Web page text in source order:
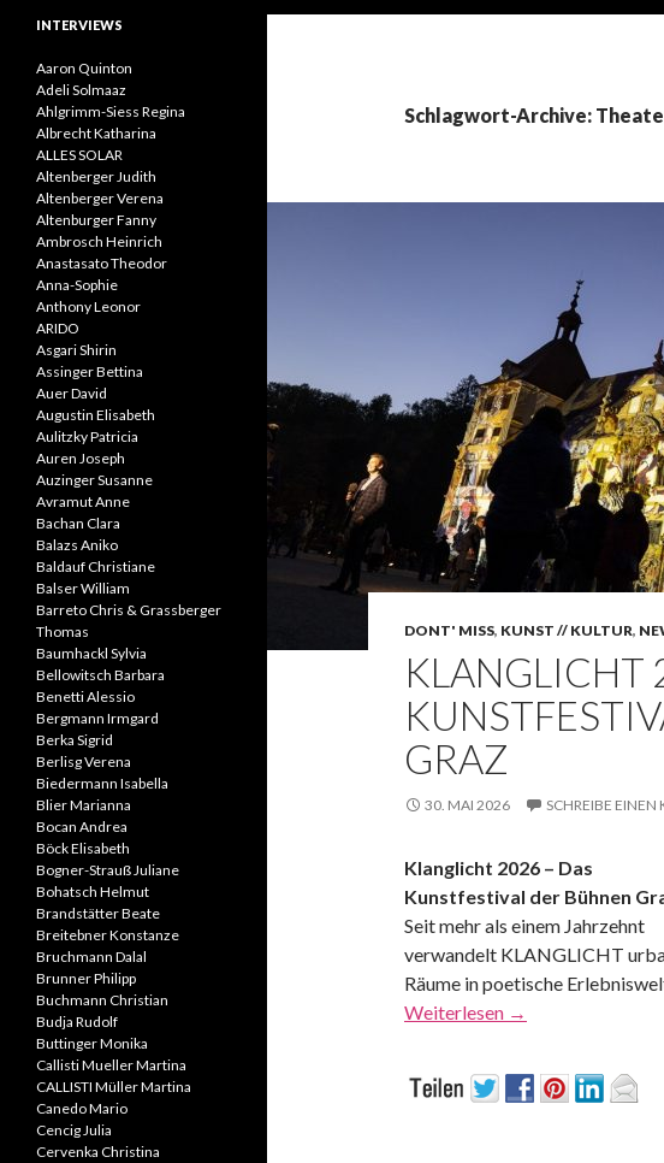
Schlagwort-Archive:
DONT' MISS, KUNST // KULTUR,
KLANGLICHT
GRAZ
30. MAI 2026 SCHREIBE
Klanglicht 2026 – Das
Kunstfestival der Bühnen
Seit mehr als einem Jahrzehnt
verwandelt KLANGLICHT
Räume in poetische
Weiterlesen →
INTERVIEWS
Aaron Quinton
Adeli Solmaaz
Ahlgrimm-Siess Regina
Albrecht Katharina
ALLES SOLAR
Altenberger Judith
Altenberger Verena
Altenburger Fanny
Ambrosch Heinrich
Anastasato Theodor
Anna-Sophie
Anthony Leonor
ARIDO
Asgari Shirin
Assinger Bettina
Auer David
Augustin Elisabeth
Aulitzky Patricia
Auren Joseph
Auzinger Susanne
Avramut Anne
Bachan Clara
Balazs Aniko
Baldauf Christiane
Balser William
Barreto Chris & Grassberger
Thomas
Baumhackl Sylvia
Bellowitsch Barbara
Benetti Alessio
Bergmann Irmgard
Berka Sigrid
Berlisg Verena
Biedermann Isabella
Blier Marianna
Bocan Andrea
Böck Elisabeth
Bogner-Strauß Juliane
Bohatsch Helmut
Brandstätter Beate
Breitebner Konstanze
Bruchmann Dalal
Brunner Philipp
Buchmann Christian
Budja Rudolf
Buttinger Monika
Callisti Mueller Martina
CALLISTI Müller Martina
Canedo Mario
Cencig Julia
Cervenka Christina